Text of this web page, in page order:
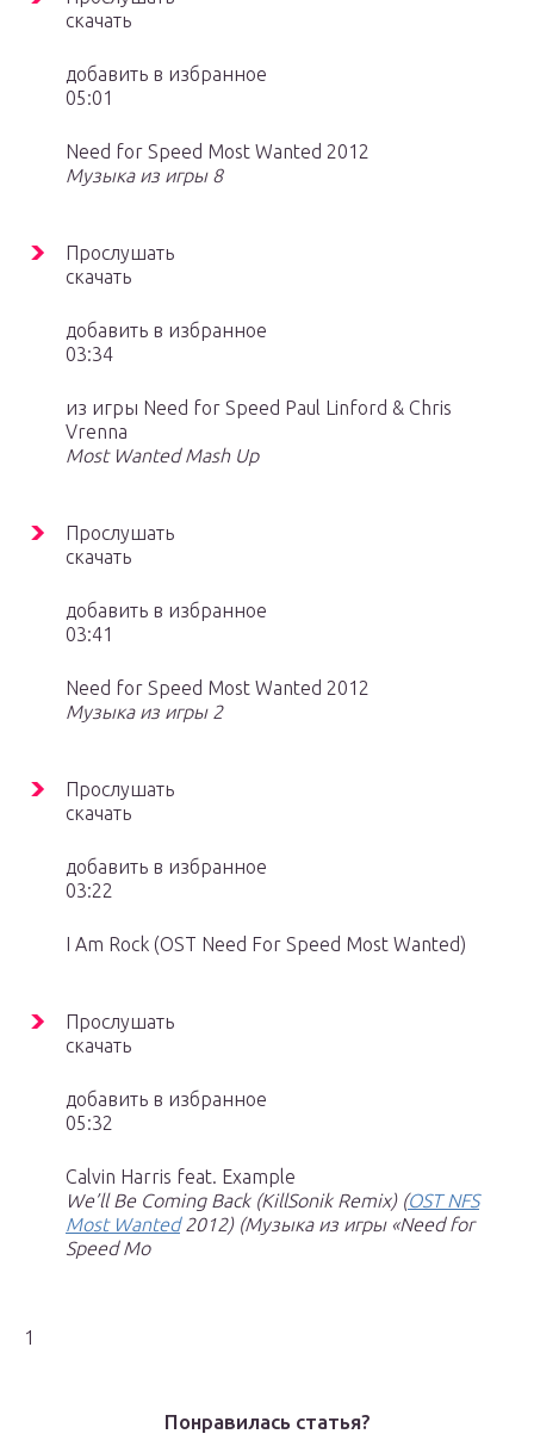
скачать
добавить в избранное
05:01
Need for Speed Most Wanted 2012
Музыка из игры 8
Прослушать
скачать
добавить в избранное
03:34
из игры Need for Speed Paul Linford & Chris
Vrenna
Most Wanted Mash Up
Прослушать
скачать
добавить в избранное
03:41
Need for Speed Most Wanted 2012
Музыка из игры 2
Прослушать
скачать
добавить в избранное
03:22
I Am Rock (OST Need For Speed Most Wanted)
Прослушать
скачать
добавить в избранное
05:32
Calvin Harris feat. Example
We’ll Be Coming Back (KillSonik Remix) (OST NFS
Most Wanted2012) (Музыка из игры «Need for
Speed Mo
1
Понравилась статья?